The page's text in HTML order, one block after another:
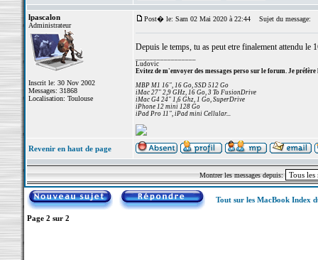
lpascalon
Administrateur
Inscrit le: 30 Nov 2002
Messages: 31868
Localisation: Toulouse
Post� le: Sam 02 Mai 2020 à 22:44 Sujet du message:
Depuis le temps, tu as peut etre finalement attendu le
Ludovic
Evitez de m'envoyer des messages perso sur le forum. Je préfère
MBP M1 16", 16 Go, SSD 512 Go
iMac 27" 2,9 GHz, 16 Go, 3 To FusionDrive
iMac G4 24" 1,6 Ghz, 1 Go, SuperDrive
iPhone 12 mini 128 Go
iPad Pro 11", iPad mini Cellular...
Revenir en haut de page
Montrer les messages depuis:
Tout sur les MacBook Index
Page 2 sur 2